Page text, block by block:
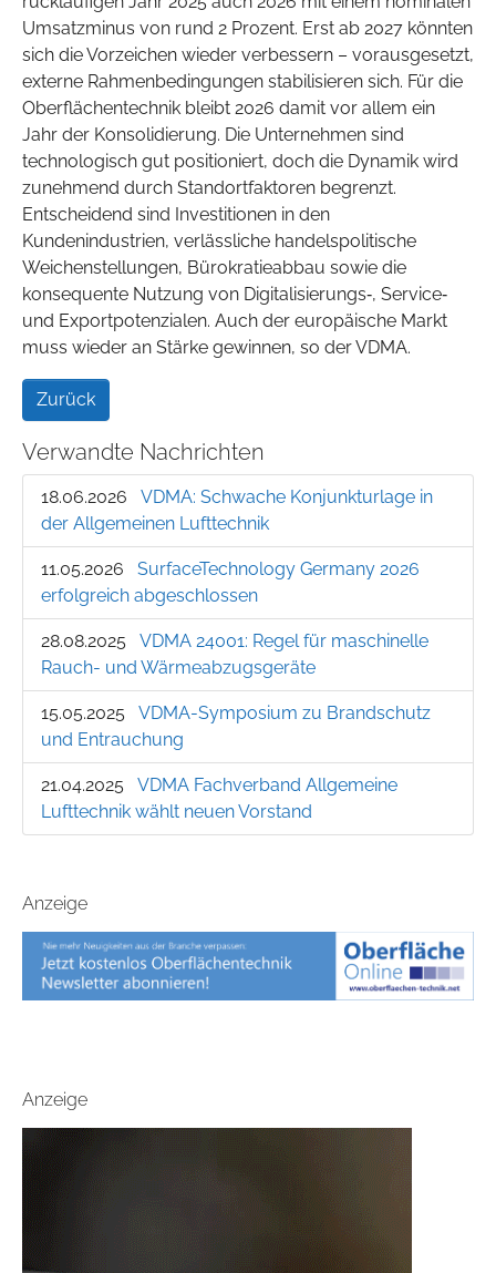
Umsatzminus von rund 2 Prozent. Erst ab 2027 könnten
sich die Vorzeichen wieder verbessern – vorausgesetzt,
externe Rahmenbedingungen stabilisieren sich. Für die
Oberflächentechnik bleibt 2026 damit vor allem ein
Jahr der Konsolidierung. Die Unternehmen sind
technologisch gut positioniert, doch die Dynamik wird
zunehmend durch Standortfaktoren begrenzt.
Entscheidend sind Investitionen in den
Kundenindustrien, verlässliche handelspolitische
Weichenstellungen, Bürokratieabbau sowie die
konsequente Nutzung von Digitalisierungs‑, Service‑
und Exportpotenzialen. Auch der europäische Markt
muss wieder an Stärke gewinnen, so der VDMA.
Zurück
Verwandte Nachrichten
18.06.2026
VDMA: Schwache Konjunkturlage in
der Allgemeinen Lufttechnik
11.05.2026
SurfaceTechnology Germany 2026
erfolgreich abgeschlossen
28.08.2025
VDMA 24001: Regel für maschinelle
Rauch- und Wärmeabzugsgeräte
15.05.2025
VDMA-Symposium zu Brandschutz
und Entrauchung
21.04.2025
VDMA Fachverband Allgemeine
Lufttechnik wählt neuen Vorstand
Anzeige
Anzeige